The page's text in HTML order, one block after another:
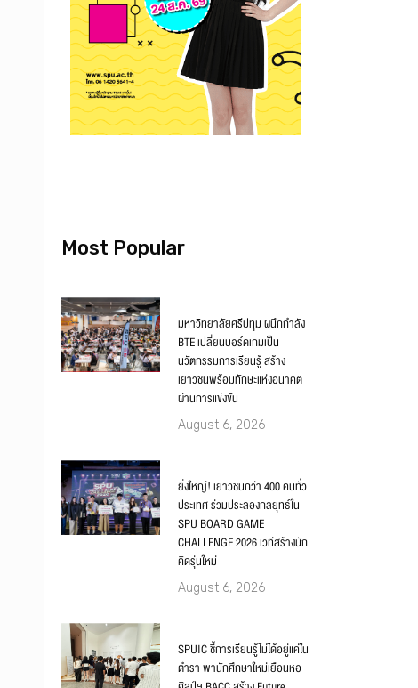
Most Popular
มหาวิทยาลัยศรีปทุม ผนึกกำลัง
BTE เปลี่ยนบอร์ดเกมเป็น
นวัตกรรมการเรียนรู้ สร้าง
เยาวชนพร้อมทักษะแห่งอนาคต
ผ่านการแข่งขัน
August 6, 2026
ยิ่งใหญ่! เยาวชนกว่า 400 คนทั่ว
ประเทศ ร่วมประลองกลยุทธ์ใน
SPU BOARD GAME
CHALLENGE 2026 เวทีสร้างนัก
คิดรุ่นใหม่
August 6, 2026
SPUIC ชี้การเรียนรู้ไม่ได้อยู่แค่ใน
ตำรา พานักศึกษาใหม่เยือนหอ